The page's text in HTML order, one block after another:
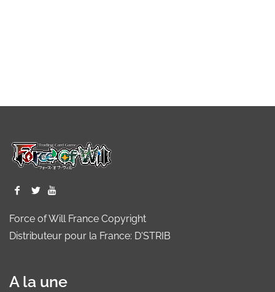
Force of Will France Copyright
Distributeur pour la France: D'STRIB
A la une